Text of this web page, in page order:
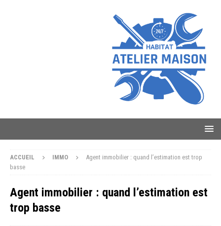
ACCUEIL IMMO
Agent immobilier : quand l’estimation est trop
basse
Agent immobilier : quand l’estimation est
trop basse